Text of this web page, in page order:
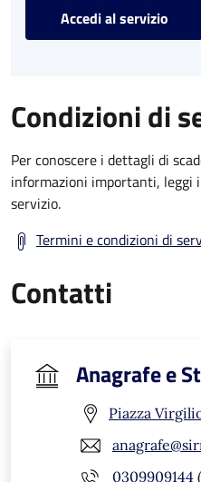
Accedi al servizio
Condizioni di
Per conoscere i dettagli di
informazioni importanti, leggi
servizio.
Termini e condizioni di
Contatti
Anagrafe e
Piazza
0309909144